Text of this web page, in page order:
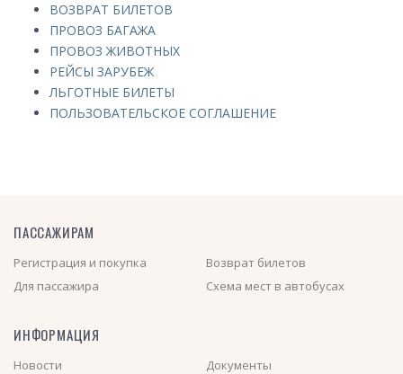
ВОЗВРАТ БИЛЕТОВ
ПРОВОЗ БАГАЖА
ПРОВОЗ ЖИВОТНЫХ
РЕЙСЫ ЗАРУБЕЖ
ЛЬГОТНЫЕ БИЛЕТЫ
ПОЛЬЗОВАТЕЛЬСКОЕ СОГЛАШЕНИЕ
ПАССАЖИРАМ
Регистрация и покупка
Возврат билетов
Для пассажира
Схема мест в автобусах
ИНФОРМАЦИЯ
Новости Документы